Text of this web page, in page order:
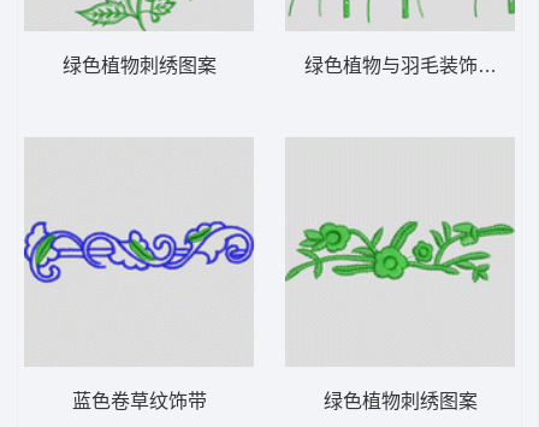
绿色植物刺绣图案
蓝色卷草纹饰带
绿色植物与羽毛装饰图案
绿色植物刺绣图案